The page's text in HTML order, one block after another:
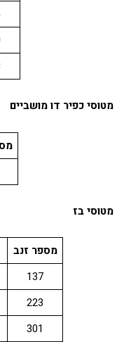
מטוסי כפיר דו מושביים
מטוסי בז
מספר זנב
137
223
301